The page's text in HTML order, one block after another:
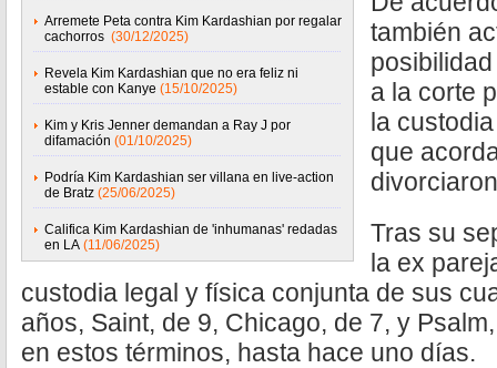
Arremete Peta contra Kim Kardashian por regalar
cachorros (30/12/2025)
Revela Kim Kardashian que no era feliz ni
estable con Kanye (15/10/2025)
Kim y Kris Jenner demandan a Ray J por
difamación (01/10/2025)
Podría Kim Kardashian ser villana en live-action
de Bratz (25/06/2025)
Califica Kim Kardashian de 'inhumanas' redadas
en LA (11/06/2025)
también
a la corte
la
que
Tras su
la ex
custodia legal y física conjunta de sus
años, Saint, de 9, Chicago, de 7, y
en estos términos, hasta hace uno días.